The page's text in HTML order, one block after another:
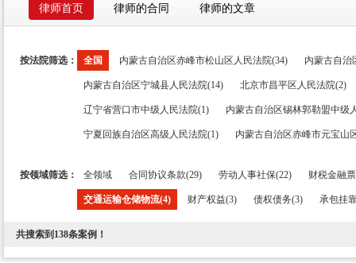
律师首页 律师的合同 律师的文章
按法院筛选： 全国 内蒙古自治区赤峰市松山区人民法院(34) 内蒙古自治
内蒙古自治区宁城县人民法院(14) 北京市昌平区人民法院(2)
辽宁省营口市中级人民法院(1) 内蒙古自治区锡林郭勒盟中级
宁夏回族自治区高级人民法院(1) 内蒙古自治区赤峰市元宝山
按领域筛选： 全领域 合同协议条款(29) 劳动人事社保(22) 财税金融
交通运输仓储物流(4) 财产权益(3) 债权债务(3) 承包挂
共搜索到 138条案例！